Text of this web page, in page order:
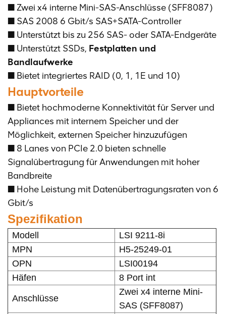
■ Zwei x4 interne Mini-SAS-Anschlüsse (SFF8087)
■ SAS 2008 6 Gbit/s SAS+SATA-Controller
■ Unterstützt bis zu 256 SAS- oder SATA-Endgeräte
■ Unterstützt SSDs, Festplatten und
Bandlaufwerke
■ Bietet integriertes RAID (0, 1, 1E und 10)
Hauptvorteile
■ Bietet hochmoderne Konnektivität für Server und
Appliances mit internem Speicher und der
Möglichkeit, externen Speicher hinzuzufügen
■ 8 Lanes von PCIe 2.0 bieten schnelle
Signalübertragung für Anwendungen mit hoher
Bandbreite
■ Hohe Leistung mit Datenübertragungsraten von 6
Gbit/s
Spezifikation
Modell
LSI 9211-8i
MPN
H5-25249-01
OPN
LSI00194
Häfen
8 Port int
Anschlüsse
Zwei x4 interne Mini-
SAS (SFF8087)